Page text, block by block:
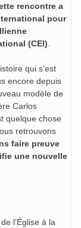
rencontre a
pour
(CEI)
qui s’est
encore depuis
modèle de
Carlos
quelque chose
retrouvons
faire preuve
une nouvelle
l’Église à la